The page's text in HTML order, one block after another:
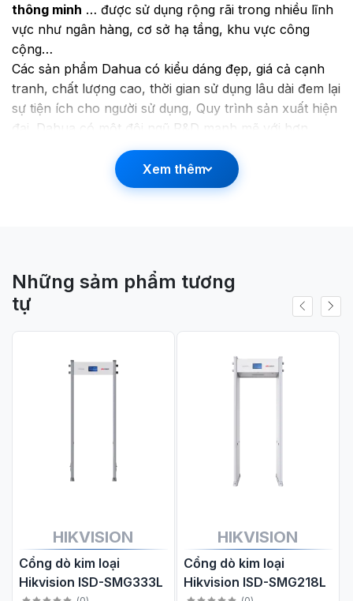
thông minh … được sử dụng rộng rãi trong nhiều lĩnh
vực như ngân hàng, cơ sở hạ tầng, khu vực công
cộng…
Các sản phẩm Dahua có kiểu dáng đẹp, giá cả cạnh
tranh, chất lượng cao, thời gian sử dụng lâu dài đem lại
sự tiện ích cho người sử dụng, Quy trình sản xuất hiện
đại. Dahua có một đội ngũ R&D mạnh mẽ với hơn
2000 chuyên gia, nhằm tối đa hóa giá trị cho khách
Dahua Technology Co. Ltd sở hữu 442 bằng sáng chế
DAHUA DHI-ASR1102A(V2)Của Thương hiệu
bị đầu đọc & thẻ
Xem thêm
Những sảm phẩm tương
tự
HIKVISION
Cổng dò kim loại
Hikvision ISD-SMG333L
HIKVISION
Cổng dò kim loại
Hikvision ISD-SMG218L